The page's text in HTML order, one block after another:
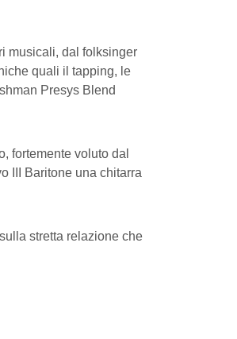
musicali, dal folksinger
quali il tapping, le
Presys Blend
fortemente voluto dal
III Baritone una chitarra
stretta relazione che